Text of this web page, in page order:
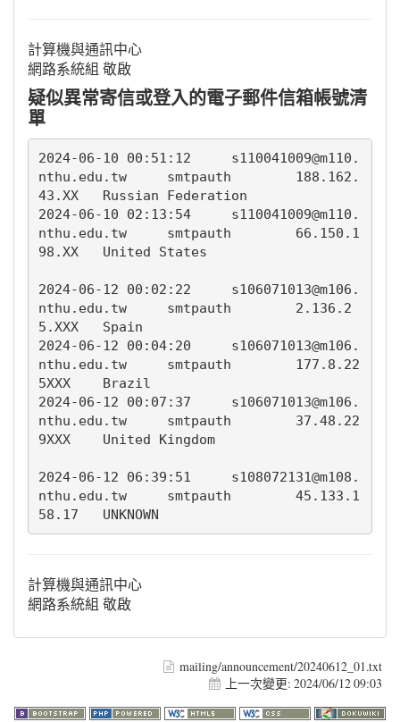
計算機與通訊中心
網路系統組 敬啟
疑似異常寄信或登入的電子郵件信箱帳號清
單
2024-06-10 00:51:12     s110041009@m110.
nthu.edu.tw	smtpauth	188.162.
43.XX	Russian Federation
2024-06-10 02:13:54	s110041009@m110.
nthu.edu.tw	smtpauth	66.150.1
98.XX	United States
2024-06-12 00:02:22	s106071013@m106.
nthu.edu.tw	smtpauth	2.136.2
5.XXX	Spain
2024-06-12 00:04:20	s106071013@m106.
nthu.edu.tw	smtpauth	177.8.22
5XXX	Brazil
2024-06-12 00:07:37	s106071013@m106.
nthu.edu.tw	smtpauth	37.48.22
9XXX	United Kingdom
2024-06-12 06:39:51     s108072131@m108.
nthu.edu.tw     smtpauth        45.133.1
58.17   UNKNOWN
計算機與通訊中心
網路系統組 敬啟
mailing/announcement/20240612_01.txt
上一次變更: 2024/06/12 09:03